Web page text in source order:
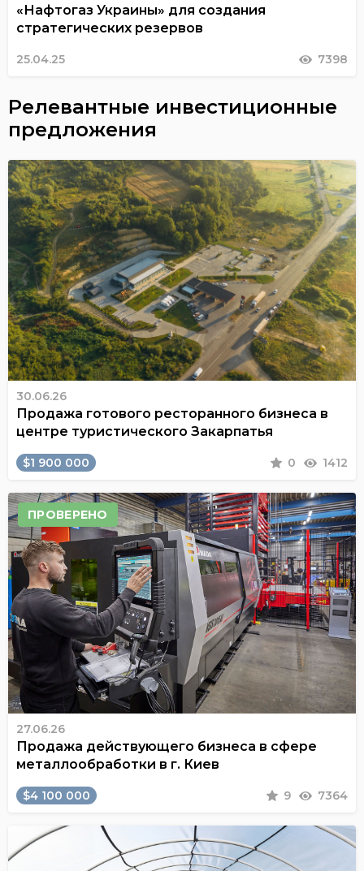
«Нафтогаз Украины» для создания
стратегических резервов
25.04.25 7398
Релевантные инвестиционные
предложения
30.06.26
Продажа готового ресторанного бизнеса в
центре туристического Закарпатья
$1 900 000 0 1412
ПРОВЕРЕНО
27.06.26
Продажа действующего бизнеса в сфере
металлообработки в г. Киев
$4 100 000 9 7364